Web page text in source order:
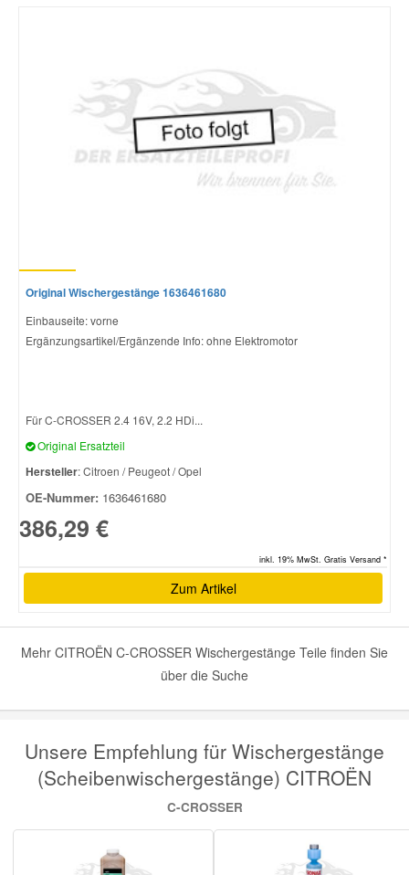
Original Wischergestänge 1636461680
Einbauseite: vorne
Ergänzungsartikel/Ergänzende Info: ohne Elektromotor
Für C-CROSSER 2.4 16V, 2.2 HDi...
Original Ersatzteil
Hersteller: Citroen / Peugeot / Opel
OE-Nummer: 1636461680
386,29 €
inkl. 19% MwSt. Gratis Versand *
Zum Artikel
Mehr CITROËN C-CROSSER Wischergestänge Teile finden Sie
über die Suche
Unsere Empfehlung für Wischergestänge
(Scheibenwischergestänge) CITROËN
C-CROSSER
Smart Ersatzteile
Suzuki Ersatzteile